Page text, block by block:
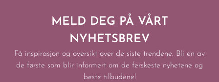
MELD DEG PÅ VÅRT
NYHETSBREV
Få inspirasjon og oversikt over de siste trendene. Bli en av
de første som blir informert om de ferskeste nyhetene og
beste tilbudene!